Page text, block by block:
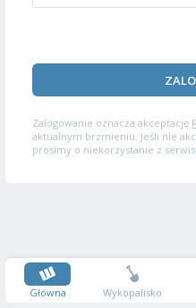
Zalogowanie oznacza akceptację
aktualnym brzmieniu. Jeśli nie
prosimy o niekorzystanie z
Główna Wykopalisko